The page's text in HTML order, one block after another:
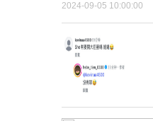
2024-09-05 10:00:00